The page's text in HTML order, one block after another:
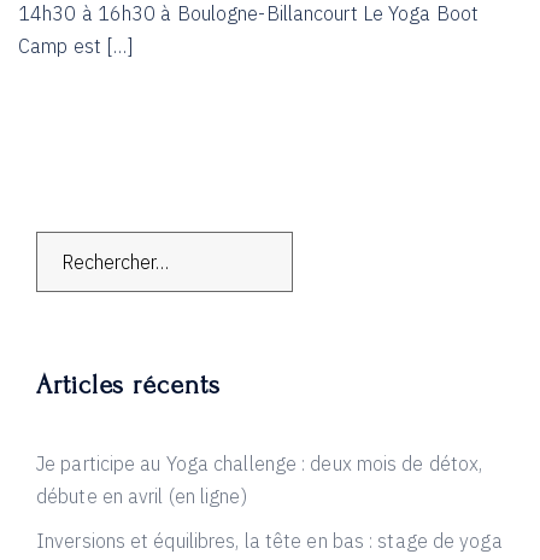
14h30 à 16h30 à Boulogne-Billancourt Le Yoga Boot
Camp est […]
Rechercher :
Articles récents
Je participe au Yoga challenge : deux mois de détox,
débute en avril (en ligne)
Inversions et équilibres, la tête en bas : stage de yoga